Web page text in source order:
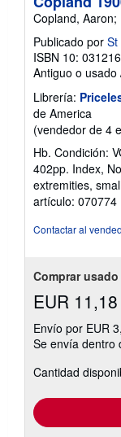
Copland, Aaron;
Publicado por St
ISBN 10:
Antiguo o usado
Librería:
de America
(vendedor de 4
Hb. Condición:
402pp. Index,
extremities,
artículo: 070774
Contactar al
Comprar usado
EUR 11,18
Envío por EUR
Se envía dentro
Cantidad